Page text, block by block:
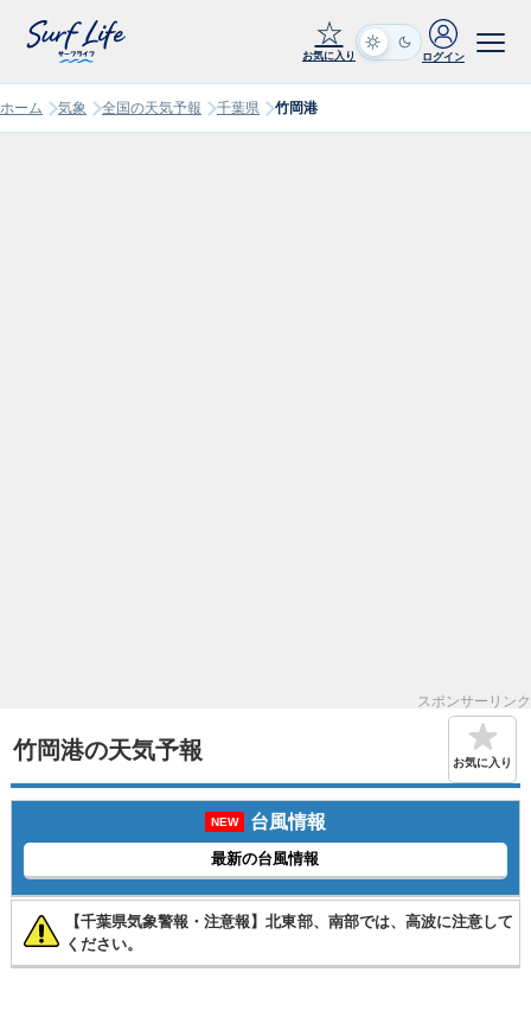
☆
お気に入り ログイン
ホーム 気象 全国の天気予報 千葉県 竹岡港
スポンサーリンク
竹岡港の天気予報 お気に入り
NEW 台風情報
最新の台風情報
【千葉県気象警報・注意報】北東部、南部では、高波に注意して
ください。